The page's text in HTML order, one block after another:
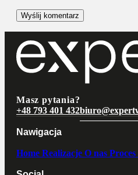
Masz pytania?
+48 793 401 432
Nawigacja
Home Realizacje O nas Proces